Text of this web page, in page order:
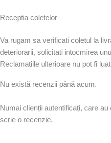
Receptia coletelor
Va rugam sa verificati coletul la
deteriorarii, solicitati intocmirea
Reclamatiile ulterioare nu pot fi
Nu există recenzii până acum.
Numai clienții autentificați, care
scrie o recenzie.